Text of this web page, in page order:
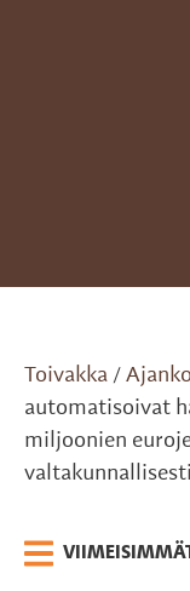
Toivakka /
automatisoivat
miljoonien
valtakunnallisesti